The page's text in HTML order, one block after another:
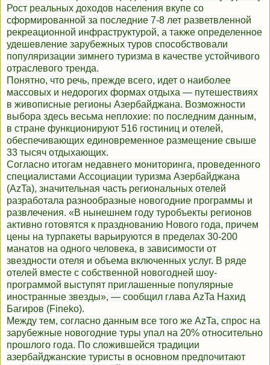
Рост реальных доходов населения вкупе со
сформированной за последние 7-8 лет разветвленной
рекреационной инфраструктурой, а также определенное
удешевление зарубежных туров способствовали
популяризации зимнего туризма в качестве устойчивого
отраслевого тренда.
Понятно, что речь, прежде всего, идет о наиболее
массовых и недорогих формах отдыха — путешествиях
в живописные регионы Азербайджана. Возможности
выбора здесь весьма неплохие: по последним данным,
в стране функционируют 516 гостиниц и отелей,
обеспечивающих единовременное размещение свыше
33 тысяч отдыхающих.
Согласно итогам недавнего мониторинга, проведенного
специалистами Ассоциации туризма Азербайджана
(AzTa), значительная часть региональных отелей
разработала разнообразные новогодние программы и
развлечения. «В нынешнем году туробъекты регионов
активно готовятся к празднованию Нового года, причем
цены на турпакеты варьируются в пределах 30-200
манатов на одного человека, в зависимости от
звездности отеля и объема включенных услуг. В ряде
отелей вместе с собственной новогодней шоу-
программой выступят приглашенные популярные
иностранные звезды», — сообщил глава AzTa Нахид
Багиров (Fineko).
Между тем, согласно данным все того же AzTa, спрос на
зарубежные новогодние туры упал на 20% относительно
прошлого года. По сложившейся традиции
азербайджанские туристы в основном предпочитают